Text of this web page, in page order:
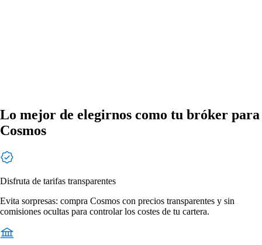
Lo mejor de elegirnos como tu bróker para
Cosmos
Disfruta de tarifas transparentes
Evita sorpresas: compra Cosmos con precios transparentes y sin
comisiones ocultas para controlar los costes de tu cartera.